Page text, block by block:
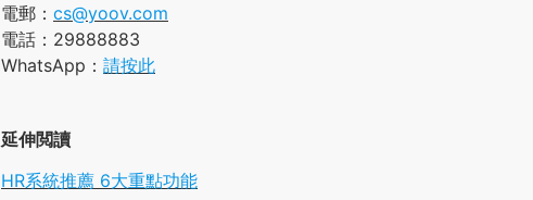
電郵： cs@yoov.com
電話：29888883
WhatsApp： 請按此
延伸閲讀
HR系統推薦 6大重點功能